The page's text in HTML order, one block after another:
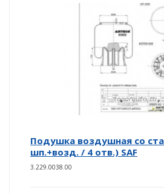
Подушка воздушная со
шп.+возд. / 4 отв.) SAF
3.229.0038.00